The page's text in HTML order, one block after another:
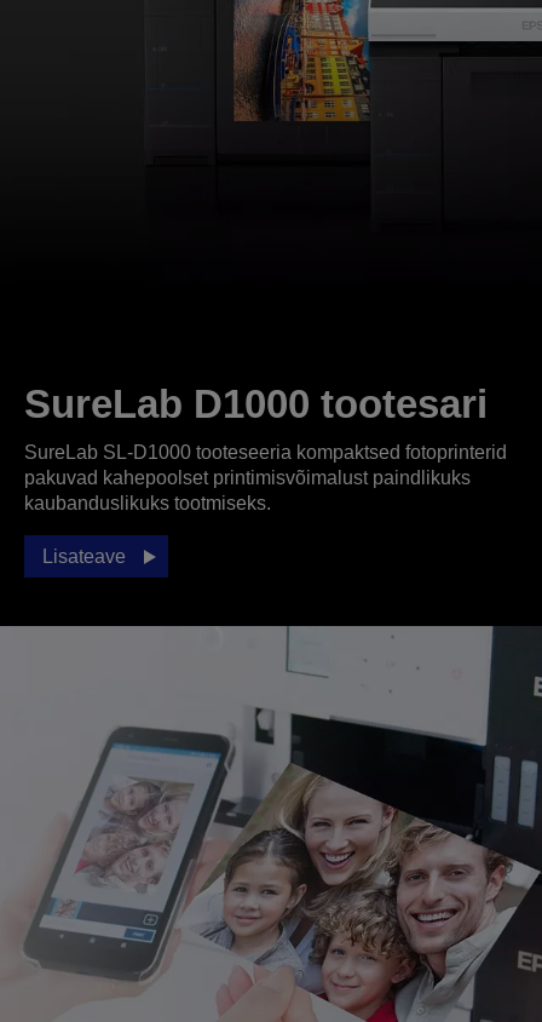
SureLab D1000 tootesari
SureLab SL-D1000 tooteseeria kompaktsed fotoprinterid
pakuvad kahepoolset printimisvõimalust paindlikuks
kaubanduslikuks tootmiseks.
Lisateave